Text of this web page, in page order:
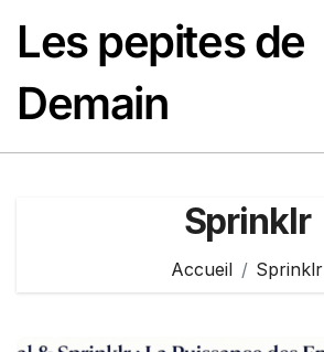
contenu
Les pepites de
Demain
Sprinklr
Accueil Sprinklr